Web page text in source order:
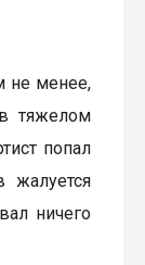
не менее,
тяжелом
попал
жалуется
ничего